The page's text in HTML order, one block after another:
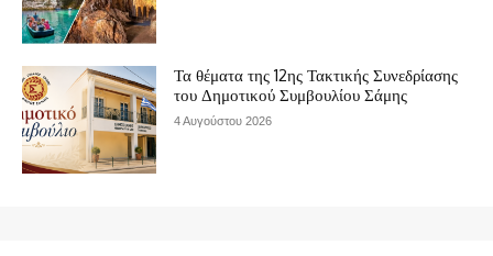
Τα θέματα της 12ης Τακτικής Συνεδρίασης
του Δημοτικού Συμβουλίου Σάμης
4 Αυγούστου 2026